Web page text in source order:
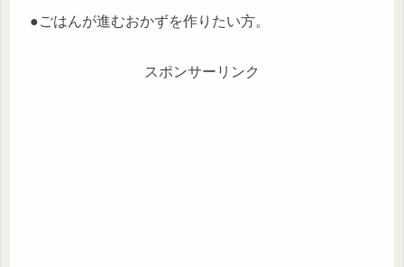
●ごはんが進むおかずを作りたい方。
スポンサーリンク